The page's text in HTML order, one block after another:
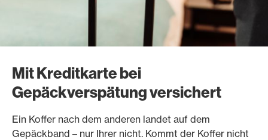
Mit Kreditkarte bei
Gepäckverspätung versichert
Ein Koffer nach dem anderen landet auf dem
Gepäckband – nur Ihrer nicht. Kommt der Koffer nicht